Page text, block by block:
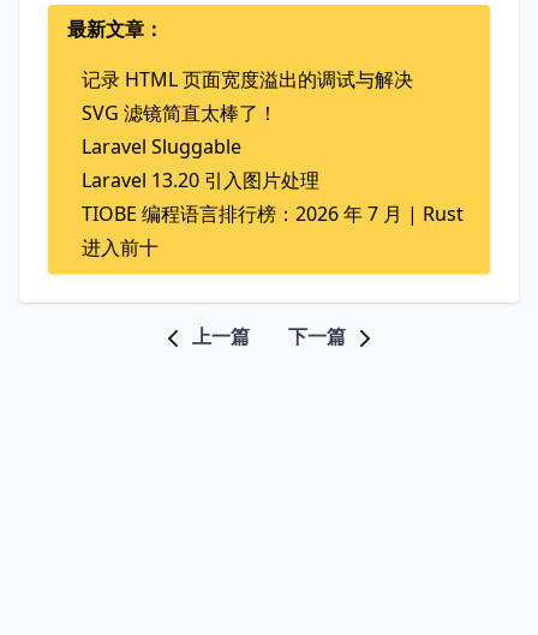
最新文章：
记录 HTML 页面宽度溢出的调试与解决
SVG 滤镜简直太棒了！
Laravel Sluggable
Laravel 13.20 引入图片处理
TIOBE 编程语言排行榜：2026 年 7 月 | Rust
进入前十
上一篇 下一篇